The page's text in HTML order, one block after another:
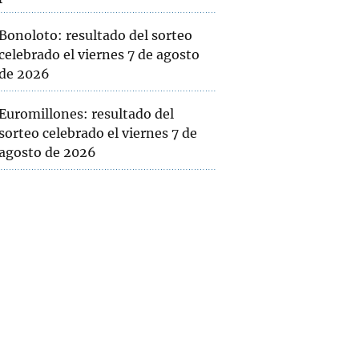
resultado del sorteo
el viernes 7 de agosto
2026
resultado del
celebrado el viernes 7 de
de 2026